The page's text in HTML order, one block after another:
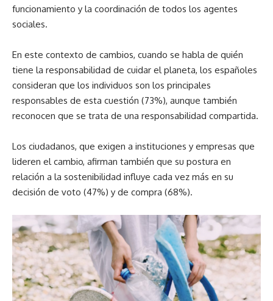
funcionamiento y la coordinación de todos los agentes
sociales.
En este contexto de cambios, cuando se habla de quién
tiene la responsabilidad de cuidar el planeta, los españoles
consideran que los individuos son los principales
responsables de esta cuestión (73%), aunque también
reconocen que se trata de una responsabilidad compartida.
Los ciudadanos, que exigen a instituciones y empresas que
lideren el cambio, afirman también que su postura en
relación a la sostenibilidad influye cada vez más en su
decisión de voto (47%) y de compra (68%).